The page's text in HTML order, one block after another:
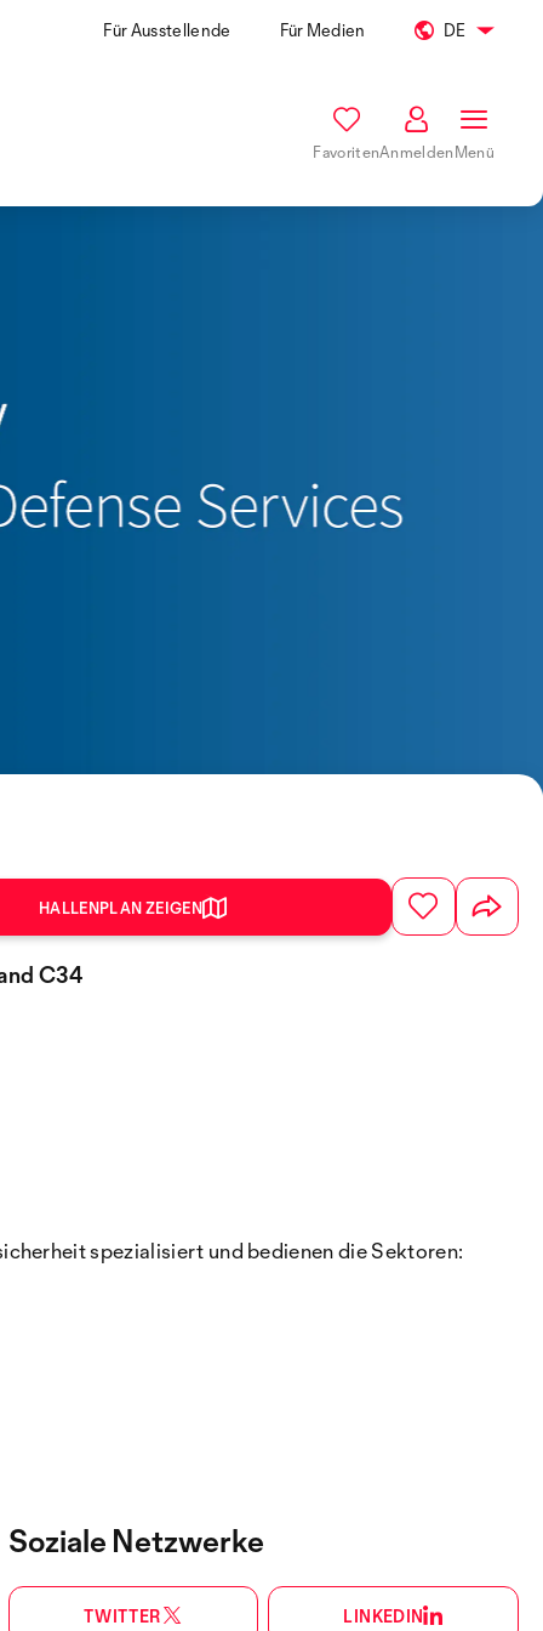
Für Ausstellende Für Medien DE
FavoritenAnmeldenMenü
HALLENPLAN ZEIGEN
C34
spezialisiert und bedienen die Sektoren:
Soziale Netzwerke
TWITTER LINKEDIN